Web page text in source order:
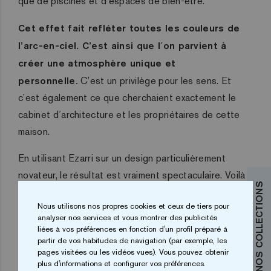
Cet effet fait refléter toutes les couleurs de
l’arc-en-ciel. C’est ainsi que l´on parvient à
créer une atmosphère unique et
personnelle. C’est un privilège pour les sens. Et
c’est également ce que cherchaient exactement le
cabinet d´architecture et les propriétaires de cette
maison.
En utilisant Ezarri sur un design particulièrement
novateur, le résultat est vraiment spectaculaire. Voilà
des formes douces arrondies. Et il est installé face à
une baie vitrée translucide. Tout cela lui donne une
plus grande sensation d’espace.
Nous utilisons nos propres cookies et ceux de tiers pour
analyser nos services et vous montrer des publicités
liées à vos préférences en fonction d'un profil préparé à
partir de vos habitudes de navigation (par exemple, les
pages visitées ou les vidéos vues). Vous pouvez obtenir
plus d'informations et configurer vos préférences.